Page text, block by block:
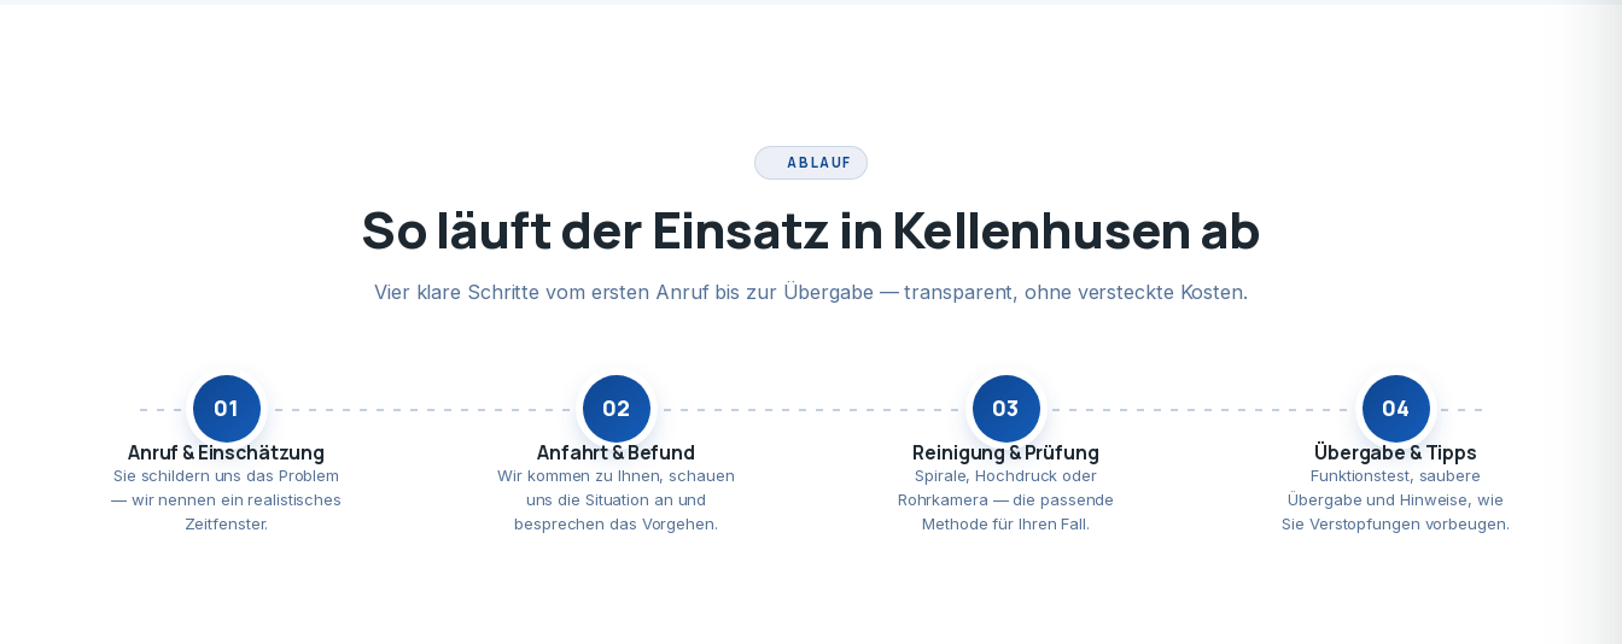
ABLAUF
So läuft der Einsatz in Kellenhusen ab
Vier klare Schritte vom ersten Anruf bis zur Übergabe — transparent, ohne versteckte Kosten.
01
Anruf & Einschätzung
Sie schildern uns das Problem
— wir nennen ein realistisches
Zeitfenster.
02
Anfahrt & Befund
Wir kommen zu Ihnen, schauen
uns die Situation an und
besprechen das Vorgehen.
03
Reinigung & Prüfung
Spirale, Hochdruck oder
Rohrkamera — die passende
Methode für Ihren Fall.
04
Übergabe & Tipps
Funktionstest, saubere
Übergabe und Hinweise, wie
Sie Verstopfungen vorbeugen.